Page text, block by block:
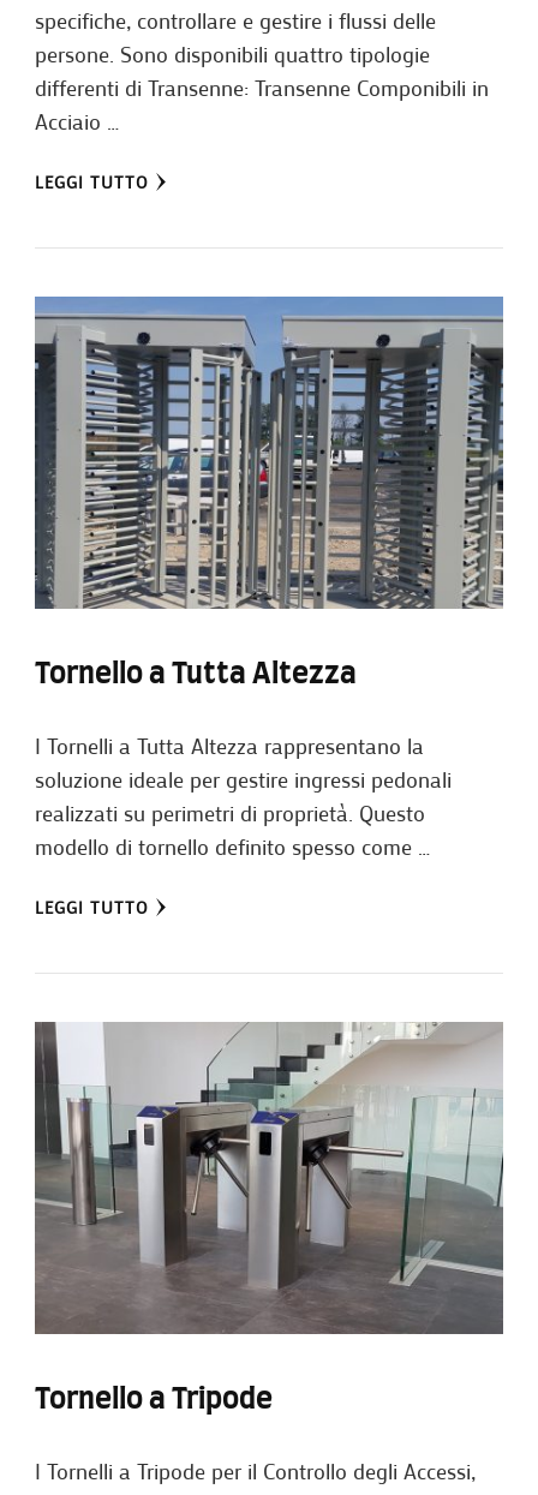
specifiche, controllare e gestire i flussi delle
persone. Sono disponibili quattro tipologie
differenti di Transenne: Transenne Componibili in
Acciaio …
LEGGI TUTTO
Tornello a Tutta Altezza
I Tornelli a Tutta Altezza rappresentano la
soluzione ideale per gestire ingressi pedonali
realizzati su perimetri di proprietà. Questo
modello di tornello definito spesso come …
LEGGI TUTTO
Tornello a Tripode
I Tornelli a Tripode per il Controllo degli Accessi,